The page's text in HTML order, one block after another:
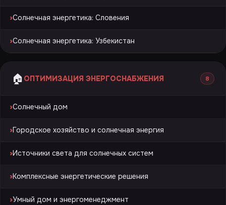
›Солнечная энергетика: Словения
›Солнечная энергетика: Узбекистан
🏠 ОПТИМИЗАЦИЯ ЭНЕРГОСНАБЖЕНИЯ 8
›Солнечный дом
›Городское хозяйство и солнечная энергия
›Источники света для солнечных систем
›Комплексные энергетические решения
›Умный дом и энергоменеджмент